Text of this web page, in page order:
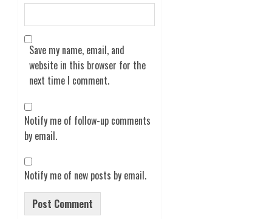
Save my name, email, and
website in this browser for the
next time I comment.
Notify me of follow-up comments
by email.
Notify me of new posts by email.